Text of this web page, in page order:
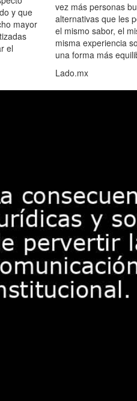
y que
mayor
el
vez más personas
alternativas que les
el mismo sabor, el
misma experiencia
una forma más
Lado.mx